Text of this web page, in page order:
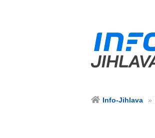
Info-Jihlava